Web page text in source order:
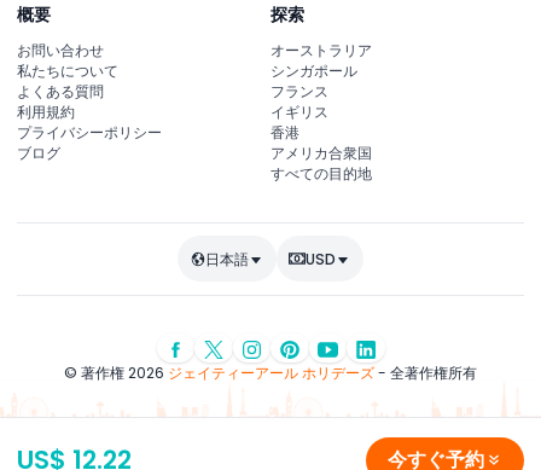
US$ 12.22 今すぐ予約
概要
お問い合わせ
私たちについて
よくある質問
利用規約
プライバシーポリシー
ブログ
探索
オーストラリア
シンガポール
フランス
イギリス
香港
アメリカ合衆国
すべての目的地
日本語 USD
© 著作権 2026 ジェイティーアール ホリデーズ- 全著作権所有